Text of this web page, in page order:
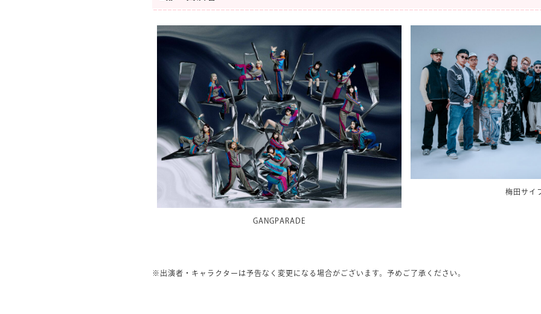
GANGPARADE
梅田サイ
※出演者・キャラクターは予告なく変更になる場合がございます。予めご了承ください。